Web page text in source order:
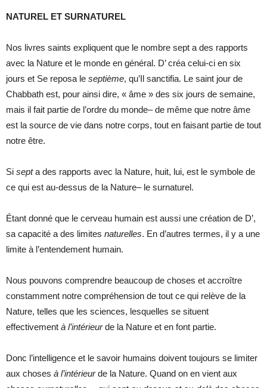
NATUREL ET SURNATUREL
Nos livres saints expliquent que le nombre sept a des rapports
avec la Nature et le monde en général. D’ créa celui-ci en six
jours et Se reposa le septième, qu’Il sanctifia. Le saint jour de
Chabbath est, pour ainsi dire, « âme » des six jours de semaine,
mais il fait partie de l’ordre du monde– de même que notre âme
est la source de vie dans notre corps, tout en faisant partie de tout
notre être.
Si septa des rapports avec la Nature, huit, lui, est le symbole de
ce qui est au-dessus de la Nature– le surnaturel.
Étant donné que le cerveau humain est aussi une création de D’,
sa capacité a des limites naturelles. En d’autres termes, il y a une
limite à l’entendement humain.
Nous pouvons comprendre beaucoup de choses et accroître
constamment notre compréhension de tout ce qui relève de la
Nature, telles que les sciences, lesquelles se situent
effectivement à l’intérieurde la Nature et en font partie.
Donc l’intelligence et le savoir humains doivent toujours se limiter
aux choses à l’intérieurde la Nature. Quand on en vient aux